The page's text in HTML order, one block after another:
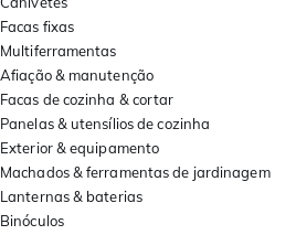
Facas fixas
Multiferramentas
Afiação & manutenção
Facas de cozinha & cortar
Panelas & utensílios de cozinha
Exterior & equipamento
Machados & ferramentas de jardinagem
Lanternas & baterias
Binóculos